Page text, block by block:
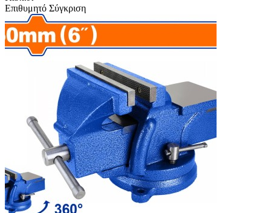
Επιθυμητό Σύγκριση